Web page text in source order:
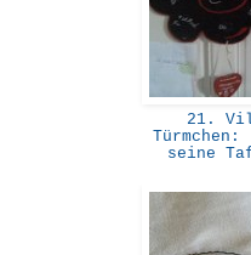
21.
Türmchen:
seine